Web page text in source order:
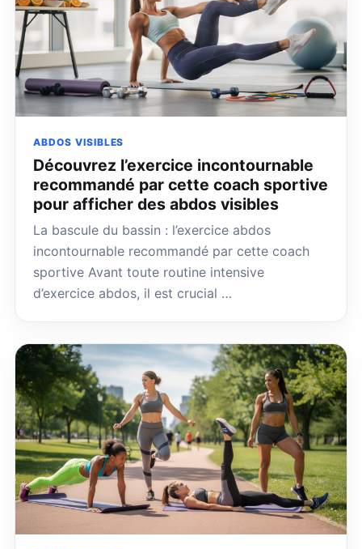
ABDOS VISIBLES
Découvrez l’exercice incontournable
recommandé par cette coach sportive
pour afficher des abdos visibles
La bascule du bassin : l’exercice abdos
incontournable recommandé par cette coach
sportive Avant toute routine intensive
d’exercice abdos, il est crucial …